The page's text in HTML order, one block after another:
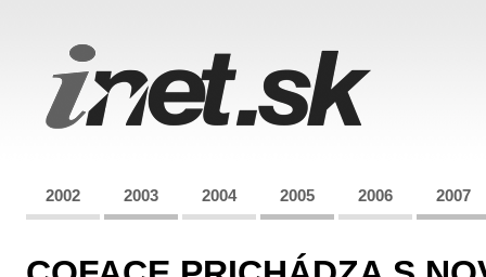
2002 2003 2004 2005 2006 2007